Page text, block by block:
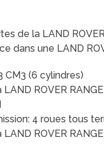
de la LAND
dans une LAND
CM3 (6 cylindres)
ROVER
4 roues tous
ROVER